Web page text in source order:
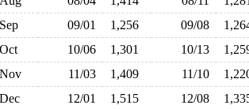
09/01 1,256 09/08
10/06 1,301 10/13
11/03 1,409 11/10
12/01 1,515 12/08